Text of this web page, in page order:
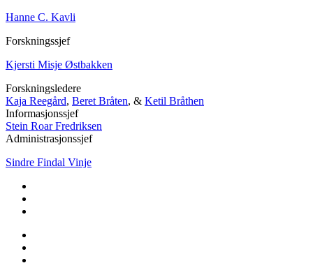
Hanne C. Kavli
Forskningssjef
Kjersti Misje Østbakken
Forskningsledere
Kaja Reegård, Beret Bråten, & Ketil Bråthen
Informasjonssjef
Stein Roar Fredriksen
Administrasjonssjef
Sindre Findal Vinje